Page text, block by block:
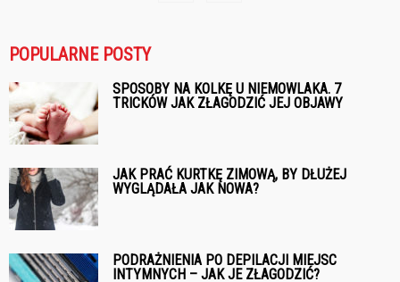
POPULARNE POSTY
SPOSOBY NA KOLKĘ U NIEMOWLAKA. 7
TRICKÓW JAK ZŁAGODZIĆ JEJ OBJAWY
JAK PRAĆ KURTKĘ ZIMOWĄ, BY DŁUŻEJ
WYGLĄDAŁA JAK NOWA?
PODRAŻNIENIA PO DEPILACJI MIEJSC
INTYMNYCH – JAK JE ZŁAGODZIĆ?